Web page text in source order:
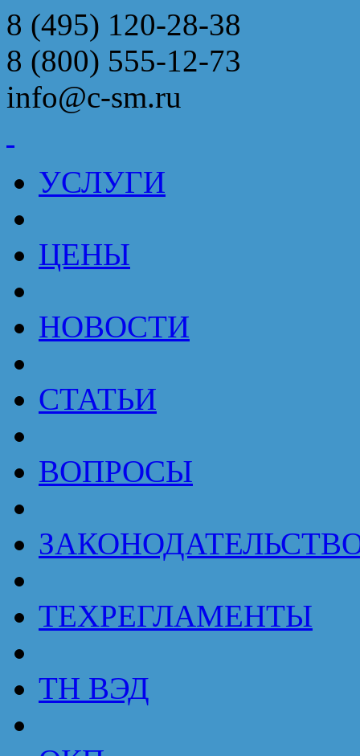
8 (495) 120-28-38
8 (800) 555-12-73
info@c-sm.ru
УСЛУГИ
ЦЕНЫ
НОВОСТИ
СТАТЬИ
ВОПРОСЫ
ТЕХРЕГЛАМЕНТЫ
ТН ВЭД